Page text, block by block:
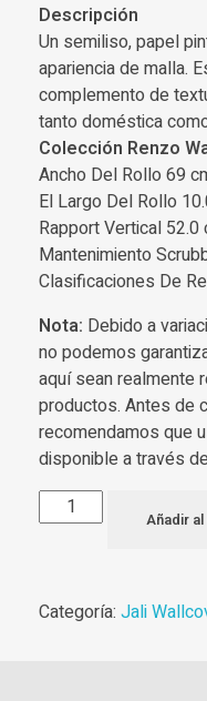
Descripción
Un semiliso, papel
apariencia de malla.
complemento de
tanto doméstica
Colección Renzo
Ancho Del Rollo 69
El Largo Del Rollo
Rapport Vertical 52.0
Mantenimiento
Clasificaciones De
Nota: Debido a
no podemos
aquí sean realmente
productos. Antes de
recomendamos que
disponible a través
Añadir
Categoría: Jali